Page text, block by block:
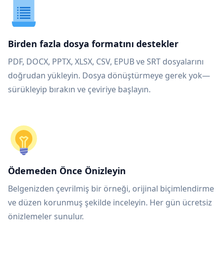
Birden fazla dosya formatını destekler
PDF, DOCX, PPTX, XLSX, CSV, EPUB ve SRT dosyalarını
doğrudan yükleyin. Dosya dönüştürmeye gerek yok—
sürükleyip bırakın ve çeviriye başlayın.
Ödemeden Önce Önizleyin
Belgenizden çevrilmiş bir örneği, orijinal biçimlendirme
ve düzen korunmuş şekilde inceleyin. Her gün ücretsiz
önizlemeler sunulur.